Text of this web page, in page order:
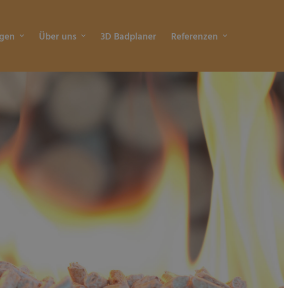
Über uns 3D Badplaner Referenzen